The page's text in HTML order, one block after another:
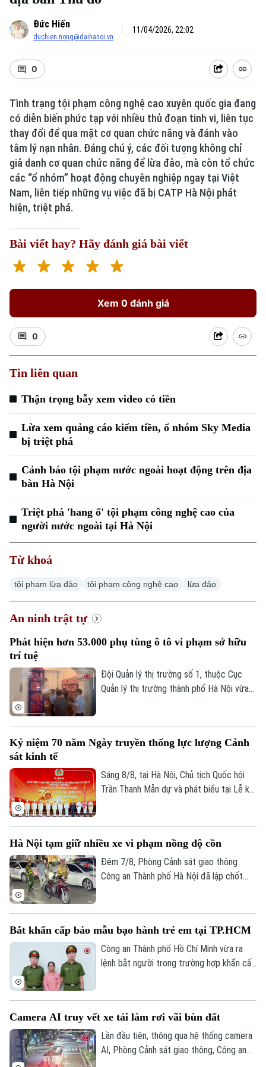
Xu hướng
Đức Hiến
duchien.nong@daihanoi.vn
11/04/2026, 22:02
0
Tình trạng tội phạm công nghệ cao xuyên quốc gia đang
có diễn biến phức tạp với nhiều thủ đoạn tinh vi, liên tục
thay đổi để qua mặt cơ quan chức năng và đánh vào
tâm lý nạn nhân. Đáng chú ý, các đối tượng không chỉ
giả danh cơ quan chức năng để lừa đảo, mà còn tổ chức
các “ổ nhóm” hoạt động chuyên nghiệp ngay tại Việt
Nam, liên tiếp những vụ việc đã bị CATP Hà Nội phát
hiện, triệt phá.
Bài viết hay? Hãy đánh giá bài viết
Xem 0 đánh giá
0
Tin liên quan
Thận trọng bẫy xem video có tiền
Lừa xem quảng cáo kiếm tiền, ổ nhóm Sky Media
bị triệt phá
Cảnh báo tội phạm nước ngoài hoạt động trên địa
bàn Hà Nội
Triệt phá 'hang ổ' tội phạm công nghệ cao của
người nước ngoài tại Hà Nội
Từ khoá
tội phạm lừa đảo tội phạm công nghệ cao lừa đảo
An ninh trật tự
Phát hiện hơn 53.000 phụ tùng ô tô vi phạm sở hữu
trí tuệ
Đội Quản lý thị trường số 1, thuộc Cục
Quản lý thị trường thành phố Hà Nội vừa
Kỷ niệm 70 năm Ngày truyền thống lực lượng Cảnh
sát kinh tế
Sáng 8/8, tại Hà Nội, Chủ tịch Quốc hội
Trần Thanh Mẫn dự và phát biểu tại Lễ kỷ
Chí Minh. Cùng dự buổi lễ có Ủy viên Bộ
Chính trị, Thường trực Ban Bí thư Trần
Cẩm Tú.
Hà Nội tạm giữ nhiều xe vi phạm nồng độ cồn
Đêm 7/8, Phòng Cảnh sát giao thông
Công an Thành phố Hà Nội đã lập chốt
Bắt khẩn cấp bảo mẫu bạo hành trẻ em tại TP.HCM
Công an Thành phố Hồ Chí Minh vừa ra
lệnh bắt người trong trường hợp khẩn cấp
Tâm, sinh năm 1971, quê Cần Thơ, là bảo
mẫu tại Trường mầm non tư thục Lá Xanh,
phường Thuận Giao, Thành phố Hồ Chí
Camera AI truy vết xe tải làm rơi vãi bùn đất
Lần đầu tiên, thông qua hệ thống camera
AI, Phòng Cảnh sát giao thông, Công an